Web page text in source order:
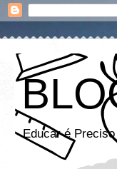
Educar é Preciso